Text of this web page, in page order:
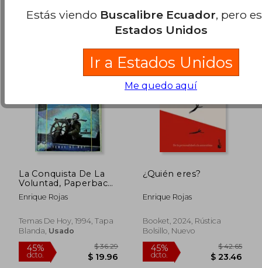
45% $ 32.77 45% $
La Conquista De La
Voluntad, Paperback,
1994 Edition, 244
Pages
Enrique Rojas
Temas De Hoy, 1994, Tapa
Blanda, Usado
¿Quién eres?
Enrique Rojas
Booket, 2024, Rústica
Bolsillo, Nuevo
Estás viendo Buscalibre Ecuador, pero
Estados Unidos
Ir a Estados Unidos
Me quedo aquí